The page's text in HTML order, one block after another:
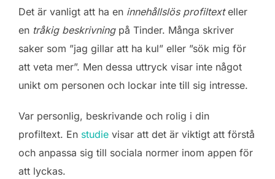
Det är vanligt att ha en innehållslös profiltexteller
en tråkig beskrivningpå Tinder. Många skriver
saker som ”jag gillar att ha kul” eller ”sök mig för
att veta mer”. Men dessa uttryck visar inte något
unikt om personen och lockar inte till sig intresse.
Var personlig, beskrivande och rolig i din
profiltext. En studie visar att det är viktigt att förstå
och anpassa sig till sociala normer inom appen för
att lyckas.